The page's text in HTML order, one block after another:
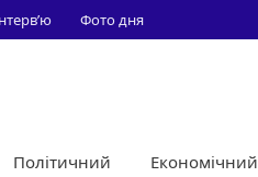
Фото дня
Політичний Економічний